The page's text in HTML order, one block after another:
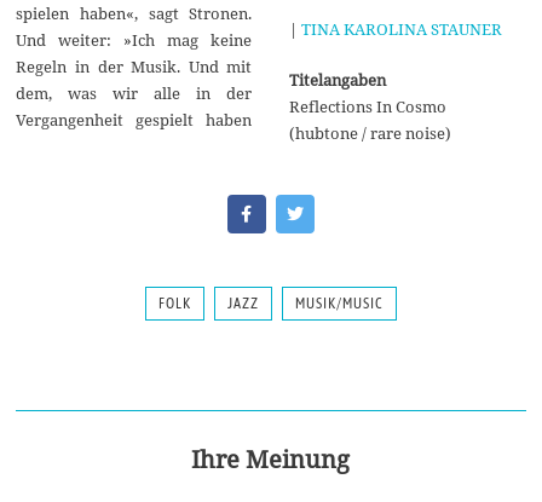
spielen haben«, sagt Stronen.
Und weiter: »Ich mag keine
Regeln in der Musik. Und mit
dem, was wir alle in der
Vergangenheit gespielt haben
| TINA KAROLINA STAUNER
Titelangaben
Reflections In Cosmo
(hubtone / rare noise)
FOLK JAZZ MUSIK/MUSIC
Ihre Meinung